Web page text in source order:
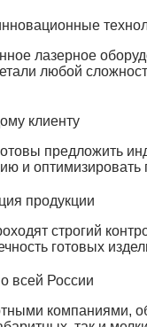
лазерное
любой
клиенту
предложить
и
продукции
строгий
готовых
всей России
компаниями,